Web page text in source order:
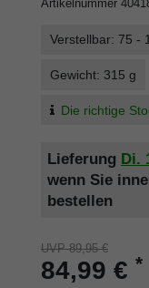
Artikelnummer
Verstellbar: 75 -
Gewicht: 315 g
Die richtige
Lieferung Di.
wenn Sie
bestellen
UVP 89,95 €
84,99 € *